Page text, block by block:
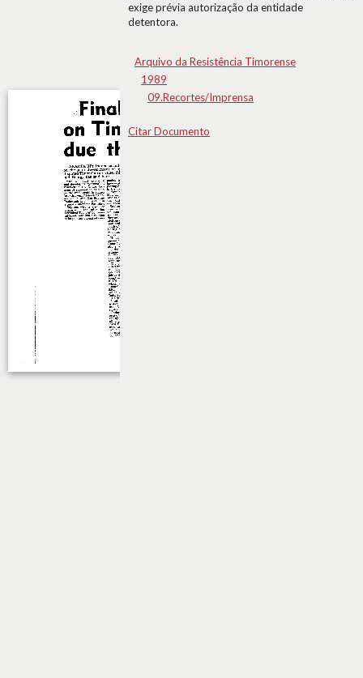
exige prévia autorização da entidade
detentora.
Arquivo da Resistência Timorense
1989
09.Recortes/Imprensa
Citar Documento